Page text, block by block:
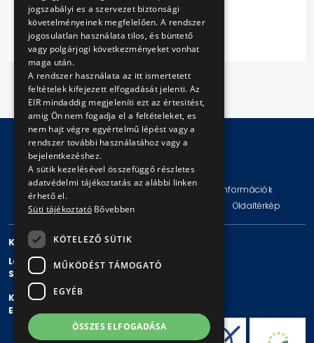
Referencia nyilatkozat
© Copyright 2026 BKV Zrt.
Impresszum Jogi nyilatkozat
Technikai információk
Adatvédelmi politika és tájékoztatások
Oldaltérkép
KAPCSOLAT
Levelezési cím: 1980 Budapest, Pf. 11.
Székhely: 1980 Budapest, Akácfa u. 15.
Központi telefonszám: + 36 1 461-65-00
E-mail cím: bkv@bkv.hu
jogszabályi es a szervezet biztonsági
követelményeinek megfelelően. A rendszer
jogosulatlan használata tilos, és büntető
vagy polgárjogi következményeket vonhat
maga után.
A rendszer használata az itt ismertetett
feltételek kifejezett elfogadását jelenti. Az
EIR mindaddig megjeleníti ezt az értesitést,
amig Ön nem fogadja el a feltételeket, es
nem hajt végre egyértelmű lépést vagy a
rendszer további használatához vagy a
bejelentkezéshez.
A sütik kezelésével összefüggő részletes
adatvédelmi tájékoztatás az alábbi linken
érhető el.
Süti tájékoztató Bővebben
KÖTELEZŐ SÜTIK
MŰKÖDÉST TÁMOGATÓ
EGYÉB
ÖSSZES ELFOGADÁSA